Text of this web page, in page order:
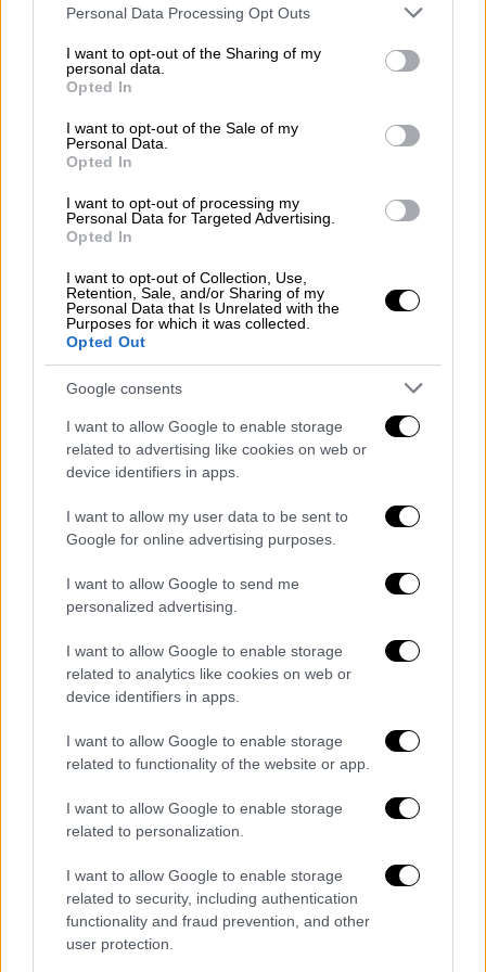
Please note that this website/app uses one or more Google
not limited to your visit or usage behaviour. You may click to
grant or deny consent to Google and its third-party tags to
use your data for below specified purposes in below Google
consent section.
Personal Data Processing Opt Outs
I want to opt-out of the Sharing of my
personal data.
Opted In
I want to opt-out of the Sale of my
Personal Data.
Opted In
I want to opt-out of processing my
Personal Data for Targeted Advertising.
Opted In
I want to opt-out of Collection, Use,
Retention, Sale, and/or Sharing of my
Personal Data that Is Unrelated with the
Purposes for which it was collected.
Opted Out
Google consents
I want to allow Google to enable storage
related to advertising like cookies on web or
device identifiers in apps.
I want to allow my user data to be sent to
Google for online advertising purposes.
I want to allow Google to send me
personalized advertising.
I want to allow Google to enable storage
related to analytics like cookies on web or
device identifiers in apps.
I want to allow Google to enable storage
related to functionality of the website or app.
I want to allow Google to enable storage
related to personalization.
I want to allow Google to enable storage
related to security, including authentication
functionality and fraud prevention, and other
user protection.
αρκετό χρόνο στα κυοφορούμενα κόμματα να
οργανωθούν. Πάντως τα σενάρια για
πρόωρες κάλπες φαίνεται πως επιταχύνουν
τις εξελίξεις και φέρνουν πιο κοντά τις
ανακοινώσεις για τα νέα κόμματα.
Πώς... αναζωπυρώθηκε η συζήτηση
Να ανεβάσουν ταχύτητα οι κομματικές
μηχανές θέλουν στη
δρόμο προς τις επόμενες κάλπες.
Ενδεικτικό του κλίματος είναι πως ο
Κυριάκος Μητσοτάκης μιλώντας στο
«γαλάζιο» προσυνέδριο στηΘεσσαλονίκη
σημείωσε «μην περιμένετε την προεκλογική
περίοδο. Πρέπει από αύριο να βγούμε ξανά
έξω. Να απευθυνθούμε σε αυτό το μεγάλο
ρεύμα ανάτασης του2019
…. Υπάρχουν παλιοί φίλοι που έχουν
απομακρυνθεί. Να συζητήσουμε με τους
που δηλώνουν δυσαρεστημένοι».
Να σημειωθεί εδώ πως μία αναφορά που
έκανε ο πρωθυπουργός μετά την
ολοκλήρωση της συνεδρίασης της
Δημοκρατίαςφαίνεται πως αποτέλεσε
αφορμή για να επανέλθει η συζήτηση για
πρόωρες κάλπες. Σύμφωνα με πληροφορίες
Κυριάκος Μητσοτάκης,
για το πότε
θα γίνουν εκλογές, είπε αστειευόμενος πως
το μόνο σίγουρο είναι πως θα γίνουν μετά τη
ΔΕΘ. Βέβαια την επόμενη μέρα ο